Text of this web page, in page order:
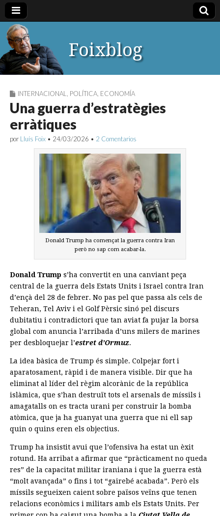
Foixblog
INTERNACIONAL POLÍTICA ECONOMÍA
Una guerra d’estratègies
erràtiques
por Lluís Foix • 24/03/2026 • 2 Comentarios
Donald Trump ha començat la guerra contra Iran
però no sap com acabar-la.
Donald Trump s’ha convertit en una canviant peça
central de la guerra dels Estats Units i Israel contra Iran
d’ençà del 28 de febrer. No pas pel que passa als cels de
Teheran, Tel Aviv i el Golf Pèrsic sinó pel discurs
dubitatiu i contradictori que tan aviat fa pujar la borsa
global com anuncia l’arribada d’uns milers de marines
per desbloquejar l’estret d’Ormuz.
La idea bàsica de Trump és simple. Colpejar fort i
aparatosament, ràpid i de manera visible. Dir que ha
eliminat al líder del règim alcorànic de la república
islàmica, que s’han destruït tots el arsenals de míssils i
amagatalls on es tracta urani per construir la bomba
atòmica, que ja ha guanyat una guerra que ni ell sap
quin o quins eren els objectius.
Trump ha insistit avui que l’ofensiva ha estat un èxit
rotund. Ha arribat a afirmar que “pràcticament no queda
res” de la capacitat militar iraniana i que la guerra està
“molt avançada” o fins i tot “gairebé acabada”. Però els
míssils segueixen caient sobre països veïns que tenen
relacions econòmics i militars amb els Estats Units. Per